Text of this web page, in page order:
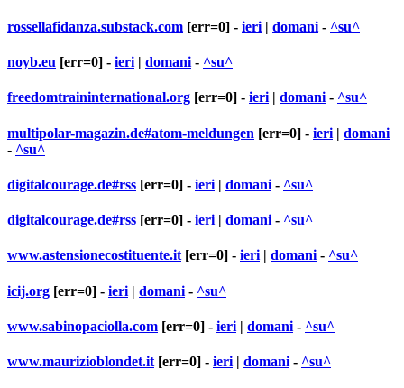
rossellafidanza.substack.com [err=0] - ieri | domani - ^su^
noyb.eu [err=0] - ieri | domani - ^su^
freedomtraininternational.org [err=0] - ieri | domani - ^su^
multipolar-magazin.de#atom-meldungen [err=0] - ieri | domani
- ^su^
digitalcourage.de#rss [err=0] - ieri | domani - ^su^
digitalcourage.de#rss [err=0] - ieri | domani - ^su^
www.astensionecostituente.it [err=0] - ieri | domani - ^su^
icij.org [err=0] - ieri | domani - ^su^
www.sabinopaciolla.com [err=0] - ieri | domani - ^su^
www.maurizioblondet.it [err=0] - ieri | domani - ^su^